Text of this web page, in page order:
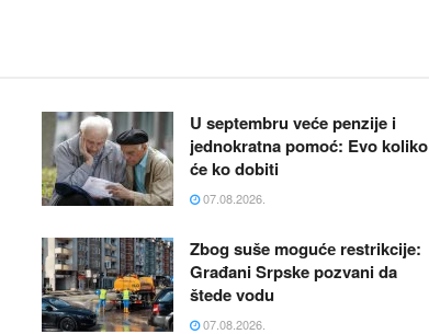
U septembru veće penzije i
jednokratna pomoć: Evo koliko
će ko dobiti
07.08.2026.
Zbog suše mogućе restrikcije:
Građani Srpske pozvani da
štede vodu
07.08.2026.